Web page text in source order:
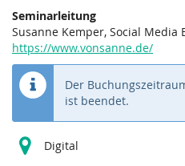
Seminarleitung
Susanne Kemper, Social Media
https://www.vonsanne.de/
Der
ist beendet.
Digital